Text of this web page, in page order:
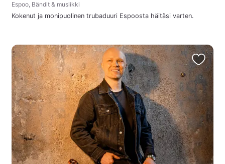
Espoo, Bändit & musiikki
Kokenut ja monipuolinen trubaduuri Espoosta häitäsi varten.